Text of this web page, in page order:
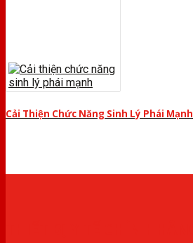
Cải Thiện Chức Năng Sinh Lý Phái Mạnh